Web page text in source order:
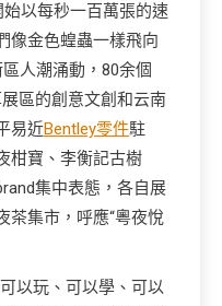
以每秒一百萬張的速
像金色蝗蟲一樣飛向
人潮涌動，80余個
區的創意文創和云南
易近Bentley零件駐
柑寶、李衡記古樹
集中表態，各自展
茶集市，呼應“粵夜悅
以玩、可以學、可以